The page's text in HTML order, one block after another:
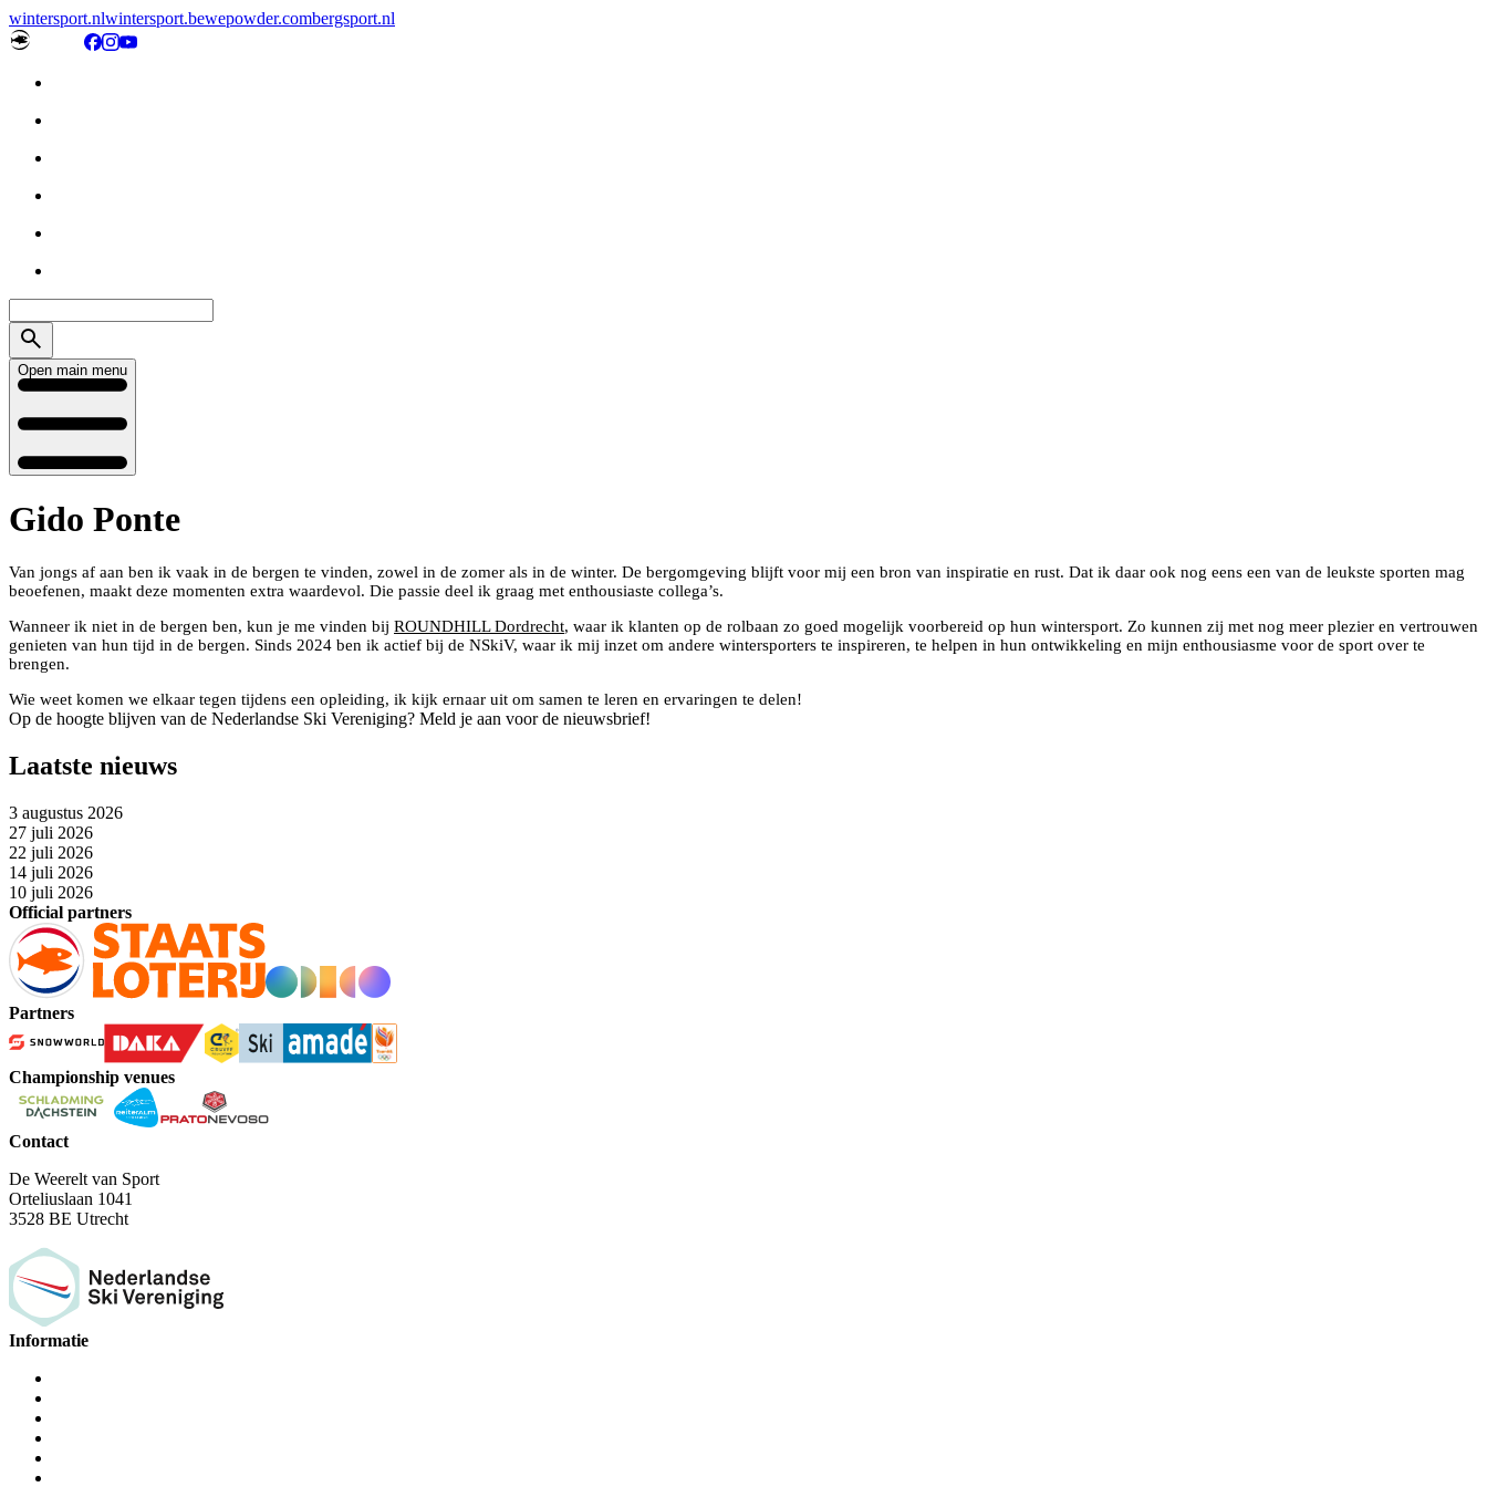
wintersport.nlwintersport.bewepowder.combergsport.nl
Open main menu
Gido Ponte
Van jongs af aan ben ik vaak in de bergen te vinden, zowel in de zomer als in de winter. De bergomgeving blijft voor mij een bron van inspiratie en rust. Dat ik daar ook nog eens een van de leukste sporten mag
beoefenen, maakt deze momenten extra waardevol. Die passie deel ik graag met enthousiaste collega’s.
Wanneer ik niet in de bergen ben, kun je me vinden bij ROUNDHILL Dordrecht, waar ik klanten op de rolbaan zo goed mogelijk voorbereid op hun wintersport. Zo kunnen zij met nog meer plezier en vertrouwen
genieten van hun tijd in de bergen. Sinds 2024 ben ik actief bij de NSkiV, waar ik mij inzet om andere wintersporters te inspireren, te helpen in hun ontwikkeling en mijn enthousiasme voor de sport over te
brengen.
Wie weet komen we elkaar tegen tijdens een opleiding, ik kijk ernaar uit om samen te leren en ervaringen te delen!
Op de hoogte blijven van de Nederlandse Ski Vereniging? Meld je aan voor de nieuwsbrief!
Laatste nieuws
3 augustus 2026
27 juli 2026
22 juli 2026
14 juli 2026
10 juli 2026
Official partners
Partners
Championship venues
Contact
De Weerelt van Sport
Orteliuslaan 1041
3528 BE Utrecht
Informatie